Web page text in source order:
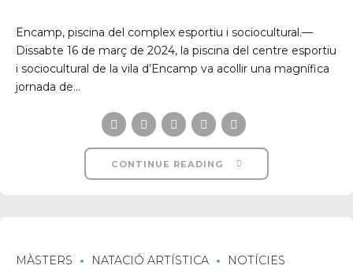
Encamp, piscina del complex esportiu i sociocultural.—
Dissabte 16 de març de 2024, la piscina del centre esportiu
i sociocultural de la vila d’Encamp va acollir una magnífica
jornada de...
CONTINUE READING
MÀSTERS NATACIÓ ARTÍSTICA NOTÍCIES